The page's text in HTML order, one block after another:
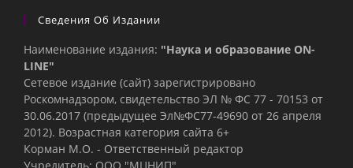
Сведения Об Издании
Наименование издания: "Наука и образование ON-
LINE"
Сетевое издание (сайт) зарегистрировано
Роскомнадзором, свидетельство ЭЛ № ФС 77 - 70153 от
30.06.2017 (предыдущее Эл№ФC77-49690 от 26 апреля
2012). Возрастная категория сайта 6+
Корман М.О. - Ответственный редактор